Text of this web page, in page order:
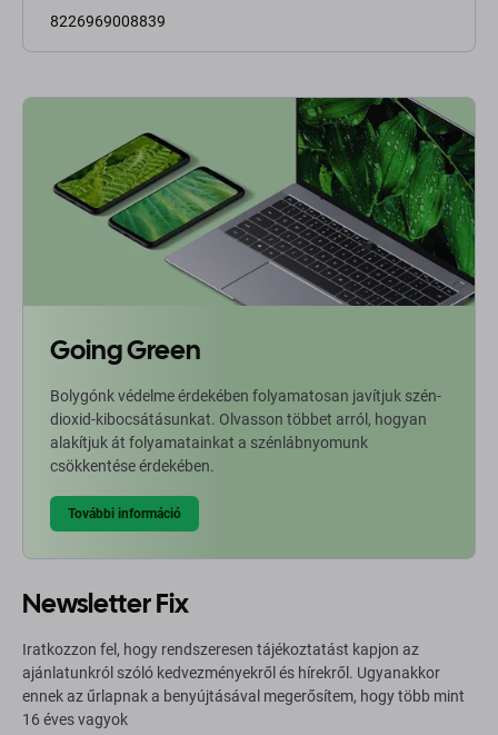
8226969008839
Going Green
Bolygónk védelme érdekében folyamatosan javítjuk szén-
dioxid-kibocsátásunkat. Olvasson többet arról, hogyan
alakítjuk át folyamatainkat a szénlábnyomunk
csökkentése érdekében.
További információ
Newsletter Fix
Iratkozzon fel, hogy rendszeresen tájékoztatást kapjon az
ajánlatunkról szóló kedvezményekről és hírekről. Ugyanakkor
ennek az űrlapnak a benyújtásával megerősítem, hogy több mint
16 éves vagyok